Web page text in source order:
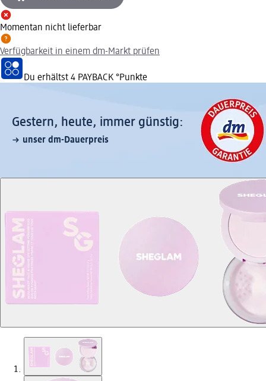
Momentan nicht lieferbar
Verfügbarkeit in einem dm-Markt prüfen
Du erhältst 4 PAYBACK °Punkte
Gestern, heute, immer günstig:
unser dm-Dauerpreis